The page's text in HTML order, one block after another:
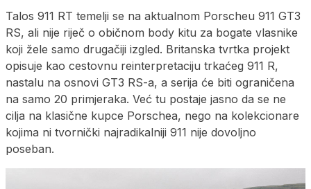
Talos 911 RT temelji se na aktualnom Porscheu 911 GT3
RS, ali nije riječ o običnom body kitu za bogate vlasnike
koji žele samo drugačiji izgled. Britanska tvrtka projekt
opisuje kao cestovnu reinterpretaciju trkaćeg 911 R,
nastalu na osnovi GT3 RS-a, a serija će biti ograničena
na samo 20 primjeraka. Već tu postaje jasno da se ne
cilja na klasične kupce Porschea, nego na kolekcionare
kojima ni tvornički najradikalniji 911 nije dovoljno
poseban.